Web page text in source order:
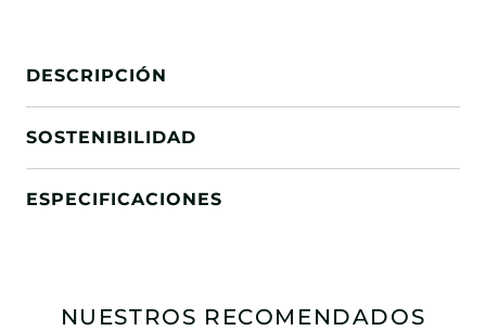
DESCRIPCIÓN
SOSTENIBILIDAD
ESPECIFICACIONES
NUESTROS RECOMENDADOS